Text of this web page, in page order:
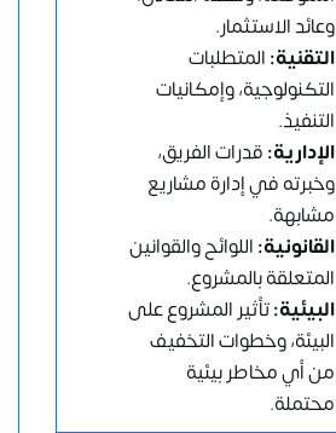
وعائد الاستثمار.
التقنية:المتطلبات
التكنولوجية، وإمكانيات
التنفيذ.
الإدارية:قدرات الفريق،
وخبرته في إدارة مشاريع
مشابهة.
القانونية:اللوائح والقوانين
المتعلقة بالمشروع.
البيئية:تأثير المشروع على
البيئة، وخطوات التخفيف
من أي مخاطر بيئية
محتملة.